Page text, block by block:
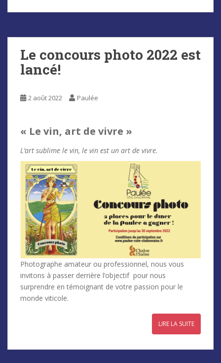
Le concours photo 2022 est
lancé!
2 août 2022 Paulée
« Le vin, art de vivre »
L’art sublime le vin, le vin est un art de vivre.
Photographe amateur ou professionnel, nous vous
invitons à passer derrière l’objectif pour nous
surprendre en témoignant de votre passion pour le
monde viticole.
LIRE LA SUITE